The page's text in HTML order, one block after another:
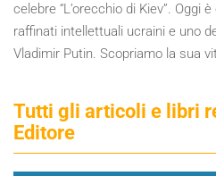
celebre “L’orecchio di Kiev”. Oggi
raffinati intellettuali ucraini e uno
Vladimir Putin. Scopriamo la sua
Tutti gli articoli e libri
Editore